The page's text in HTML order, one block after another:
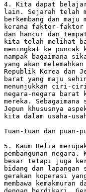
4. Kita dapat belajar
lain. Sejarah telah
berkembang dan
kerana faktor-faktor
dan hancur dan
kita telah melihat
meningkat ke
nampak bagaimana
yang akan
Republik Korea dan
barat yang maju
menunjukkan ciri-ciri
negara-negara barat
mereka.
Jepun khususnya
kita dalam usaha-
Tuan-tuan dan puan-
5. Kaum Belia
pembangunan
besar tetapi juga
bidang dan lapangan
gerakan koperasi
membawa